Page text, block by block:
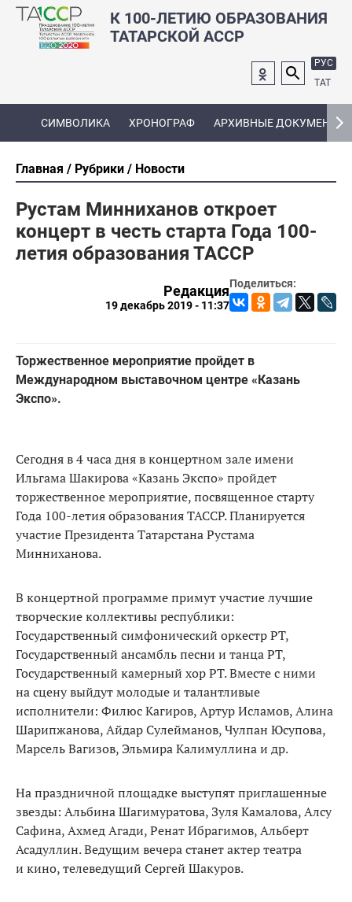
К 100-ЛЕТИЮ ОБРАЗОВАНИЯ
ТАТАРСКОЙ АССР
РУС
ТАТ
СИМВОЛИКА ХРОНОГРАФ АРХИВНЫЕ ДОКУМЕНТЫ
Главная Рубрики Новости
Рустам Минниханов откроет
концерт в честь старта Года 100-
летия образования ТАССР
Поделиться:
Редакция
19 декабрь 2019 - 11:37
Торжественное мероприятие пройдет в
Международном выставочном центре «Казань
Экспо».
Сегодня в 4 часа дня в концертном зале имени
Ильгама Шакирова «Казань Экспо» пройдет
торжественное мероприятие, посвященное старту
Года 100-летия образования ТАССР. Планируется
участие Президента Татарстана Рустама
Минниханова.
В концертной программе примут участие лучшие
творческие коллективы республики:
Государственный симфонический оркестр РТ,
Государственный ансамбль песни и танца РТ,
Государственный камерный хор РТ. Вместе с ними
на сцену выйдут молодые и талантливые
исполнители: Филюс Кагиров, Артур Исламов, Алина
Шарипжанова, Айдар Сулейманов, Чулпан Юсупова,
Марсель Вагизов, Эльмира Калимуллина и др.
На праздничной площадке выступят приглашенные
звезды: Альбина Шагимуратова, Зуля Камалова, Алсу
Сафина, Ахмед Агади, Ренат Ибрагимов, Альберт
Асадуллин. Ведущим вечера станет актер театра
и кино, телеведущий Сергей Шакуров.